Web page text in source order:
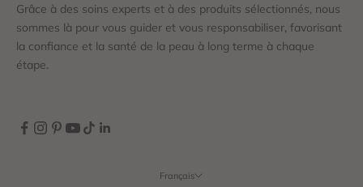
Grâce à des soins experts et à des produits sélectionnés, nous
sommes là pour vous guider et vous responsabiliser, favorisant
la confiance et la santé de la peau à long terme à chaque
étape.
Français